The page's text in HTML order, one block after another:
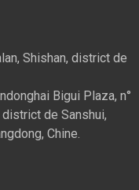
Shishan, district de
Bigui Plaza, n°
district de Sanshui,
Chine.